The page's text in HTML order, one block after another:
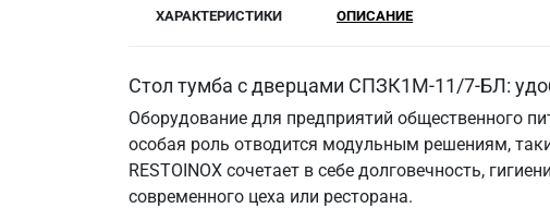
ХАРАКТЕРИСТИКИ ОПИСАНИЕ
Стол тумба с дверцами СПЗК1М-11/7-БЛ:
Оборудование для предприятий общественного
особая роль отводится модульным решениям,
RESTOINOX сочетает в себе долговечность,
современного цеха или ресторана.